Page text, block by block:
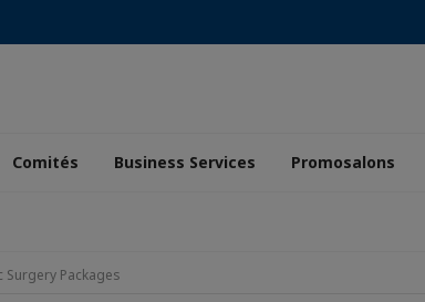
Comités Business Services Promosalons
Packages